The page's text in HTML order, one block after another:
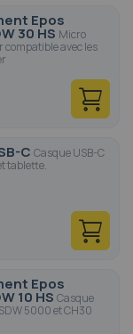
Epos
30 HS Micro
compatible avec les
C Casque USB-C
tablette.
Epos
10 HS Casque
5000 et CH30